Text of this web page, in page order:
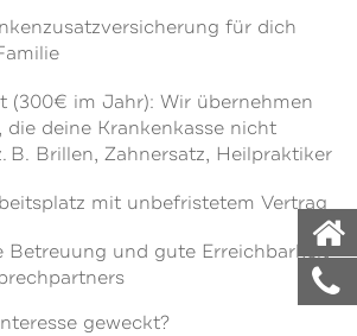
für dich
(300€ im Jahr): Wir übernehmen
die deine Krankenkasse nicht
B. Brillen, Zahnersatz, Heilpraktiker
mit unbefristetem Vertrag
Betreuung und gute Erreichbarkeit
geweckt?